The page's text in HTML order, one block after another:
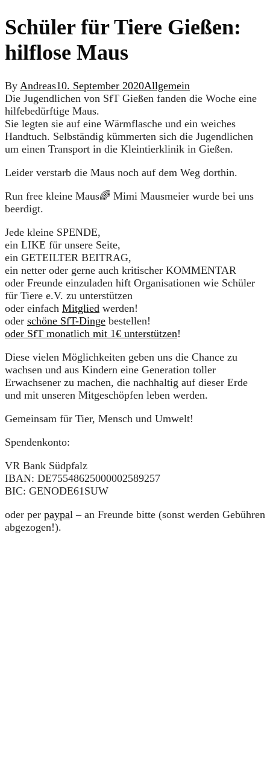
Schüler für Tiere Gießen:
hilflose Maus
By Andreas10. September 2020Allgemein
Die Jugendlichen von SfT Gießen fanden die Woche eine
hilfebedürftige Maus.
Sie legten sie auf eine Wärmflasche und ein weiches
Handtuch. Selbständig kümmerten sich die Jugendlichen
um einen Transport in die Kleintierklinik in Gießen.
Leider verstarb die Maus noch auf dem Weg dorthin.
Run free kleine Maus🌈 Mimi Mausmeier wurde bei uns
beerdigt.
Jede kleine SPENDE,
ein LIKE für unsere Seite,
ein GETEILTER BEITRAG,
ein netter oder gerne auch kritischer KOMMENTAR
oder Freunde einzuladen hift Organisationen wie Schüler
für Tiere e.V. zu unterstützen
oder einfach Mitglied werden!
oder schöne SfT-Dinge bestellen!
oder SfT monatlich mit 1€ unterstützen!
Diese vielen Möglichkeiten geben uns die Chance zu
wachsen und aus Kindern eine Generation toller
Erwachsener zu machen, die nachhaltig auf dieser Erde
und mit unseren Mitgeschöpfen leben werden.
Gemeinsam für Tier, Mensch und Umwelt!
Spendenkonto:
VR Bank Südpfalz
IBAN: DE75548625000002589257
BIC: GENODE61SUW
oder per paypal – an Freunde bitte (sonst werden Gebühren
abgezogen!).